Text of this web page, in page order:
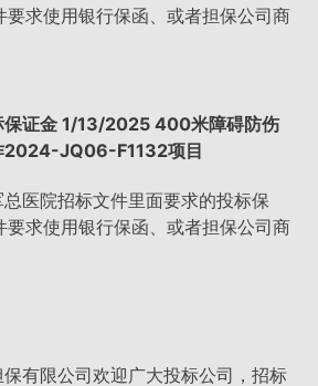
要求使用银行保函、或者担保公司商
保证金 1/13/2025 400米障碍防伤
2024-JQ06-F1132项目
医院招标文件里面要求的投标保
要求使用银行保函、或者担保公司商
有限公司欢迎广大投标公司，招标